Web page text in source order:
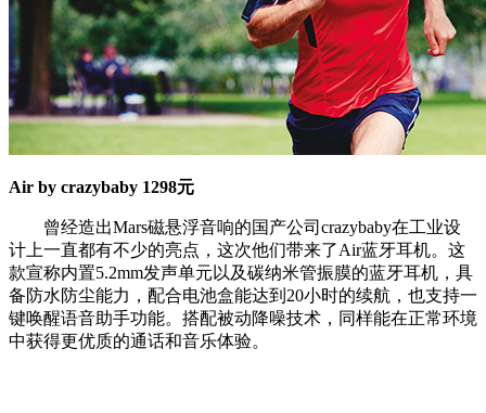
Air by crazybaby 1298元
曾经造出Mars磁悬浮音响的国产公司crazybaby在工业设
计上一直都有不少的亮点，这次他们带来了Air蓝牙耳机。这
款宣称内置5.2mm发声单元以及碳纳米管振膜的蓝牙耳机，具
备防水防尘能力，配合电池盒能达到20小时的续航，也支持一
键唤醒语音助手功能。搭配被动降噪技术，同样能在正常环境
中获得更优质的通话和音乐体验。